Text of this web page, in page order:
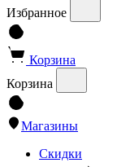
Избранное
Корзина
Корзина
Магазины
Скидки